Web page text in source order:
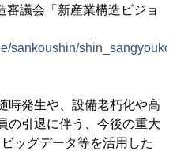
議会「新産業構造ビジョ
sankoushin/
時発生や、設備老朽化や高
の引退に伴う、今後の重大
ッグデータ等を活用した